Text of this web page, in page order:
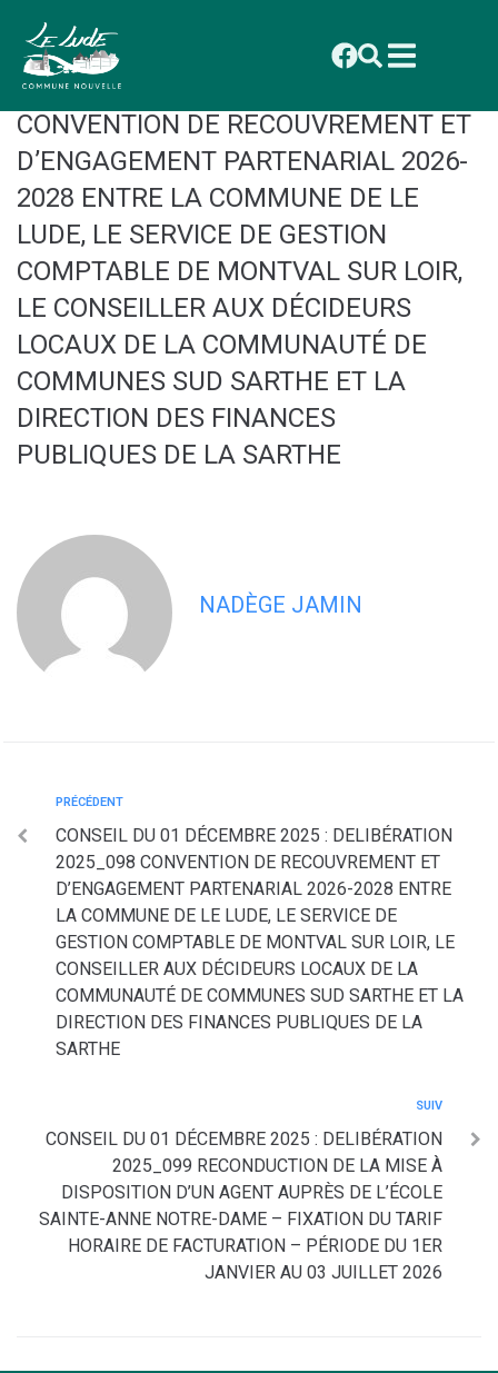
principal
CONSEIL DU 01 DÉCEMBRE 2025 :
ANNEXE DELIBÉRATION 2025_098
CONVENTION DE RECOUVREMENT ET
D’ENGAGEMENT PARTENARIAL 2026-
2028 ENTRE LA COMMUNE DE LE
LUDE, LE SERVICE DE GESTION
COMPTABLE DE MONTVAL SUR LOIR,
LE CONSEILLER AUX DÉCIDEURS
LOCAUX DE LA COMMUNAUTÉ DE
COMMUNES SUD SARTHE ET LA
DIRECTION DES FINANCES
PUBLIQUES DE LA SARTHE
NADÈGE JAMIN
PRÉCÉDENT
CONSEIL DU 01 DÉCEMBRE 2025 : DELIBÉRATION
2025_098 CONVENTION DE RECOUVREMENT ET
D’ENGAGEMENT PARTENARIAL 2026-2028 ENTRE
LA COMMUNE DE LE LUDE, LE SERVICE DE
GESTION COMPTABLE DE MONTVAL SUR LOIR, LE
CONSEILLER AUX DÉCIDEURS LOCAUX DE LA
COMMUNAUTÉ DE COMMUNES SUD SARTHE ET LA
DIRECTION DES FINANCES PUBLIQUES DE LA
SARTHE
SUIV
CONSEIL DU 01 DÉCEMBRE 2025 : DELIBÉRATION
2025_099 RECONDUCTION DE LA MISE À
DISPOSITION D’UN AGENT AUPRÈS DE L’ÉCOLE
SAINTE-ANNE NOTRE-DAME – FIXATION DU TARIF
HORAIRE DE FACTURATION – PÉRIODE DU 1ER
JANVIER AU 03 JUILLET 2026